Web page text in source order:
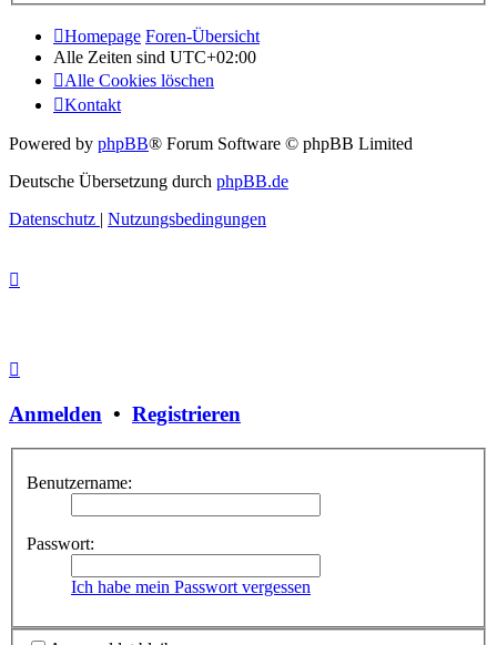
Homepage Foren-Übersicht
Alle Zeiten sind UTC+02:00
Alle Cookies löschen
Kontakt
Powered by phpBB® Forum Software © phpBB Limited
Deutsche Übersetzung durch phpBB.de
Datenschutz | Nutzungsbedingungen
Anmelden • Registrieren
Benutzername:
Passwort:
Ich habe mein Passwort vergessen